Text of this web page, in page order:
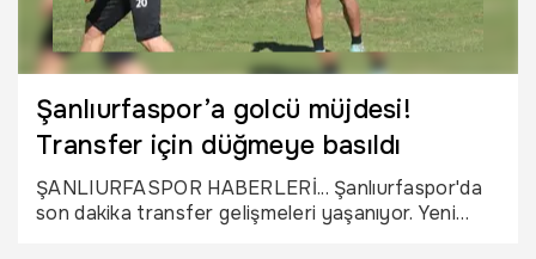
Şanlıurfaspor’a golcü müjdesi!
Transfer için düğmeye basıldı
ŞANLIURFASPOR HABERLERİ... Şanlıurfaspor'da
son dakika transfer gelişmeleri yaşanıyor. Yeni